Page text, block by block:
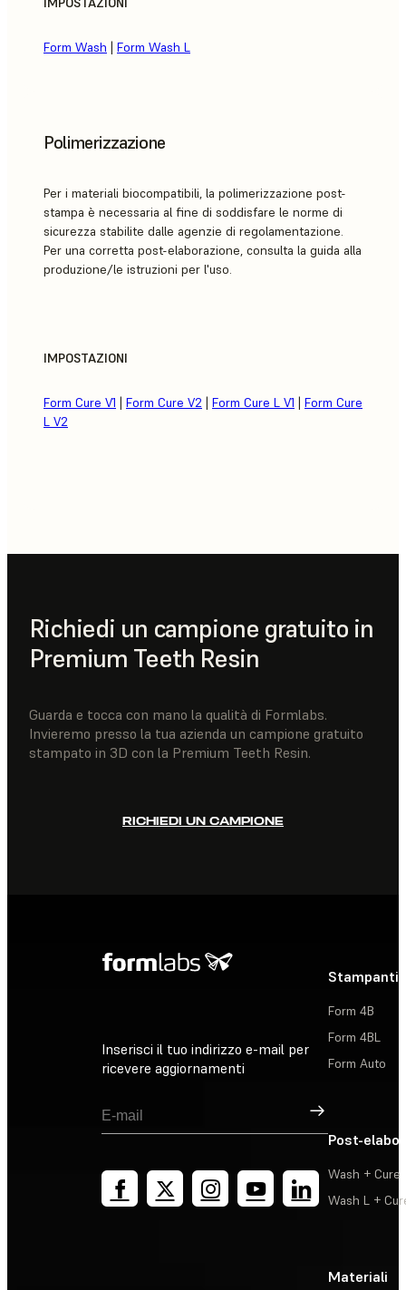
Form Wash | Form Wash L
Polimerizzazione
Per i materiali biocompatibili, la polimerizzazione post-
stampa è necessaria al fine di soddisfare le norme di
sicurezza stabilite dalle agenzie di regolamentazione.
Per una corretta post-elaborazione, consulta la guida alla
produzione/le istruzioni per l'uso.
IMPOSTAZIONI
Form Cure V1 | Form Cure V2 | Form Cure L V1 | Form Cure
L V2
Richiedi un campione gratuito in
Premium Teeth Resin
Guarda e tocca con mano la qualità di Formlabs.
Invieremo presso la tua azienda un campione gratuito
stampato in 3D con la Premium Teeth Resin.
RICHIEDI UN CAMPIONE
Inserisci il tuo indirizzo e-mail per
ricevere aggiornamenti
Registrati
Stampanti
Form 4B
Form 4BL
Form Auto
Post-
Wash + Cure
Wash L +
Materiali